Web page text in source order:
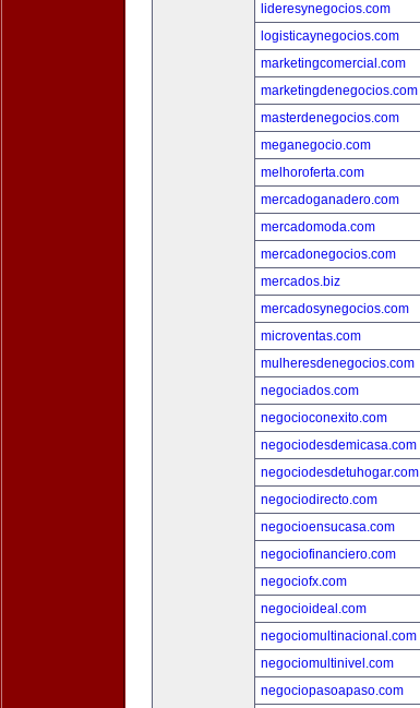
lideresynegocios.com
logisticaynegocios.com
marketingcomercial.com
marketingdenegocios.com
masterdenegocios.com
meganegocio.com
melhoroferta.com
mercadoganadero.com
mercadomoda.com
mercadonegocios.com
mercados.biz
mercadosynegocios.com
microventas.com
mulheresdenegocios.com
negociados.com
negocioconexito.com
negociodesdemicasa.com
negociodesdetuhogar.com
negociodirecto.com
negocioensucasa.com
negociofinanciero.com
negociofx.com
negocioideal.com
negociomultinacional.com
negociomultinivel.com
negociopasoapaso.com